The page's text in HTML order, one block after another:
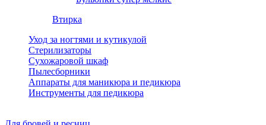
Втирка
Уход за ногтями и кутикулой
Стерилизаторы
Сухожаровой шкаф
Пылесборники
Аппараты для маникюра и педикюра
Инструменты для педикюра